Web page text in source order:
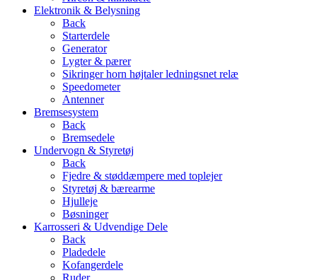
Elektronik & Belysning
Back
Starterdele
Generator
Lygter & pærer
Sikringer horn højtaler ledningsnet relæ
Speedometer
Antenner
Bremsesystem
Back
Bremsedele
Undervogn & Styretøj
Back
Fjedre & støddæmpere med toplejer
Styretøj & bærearme
Hjulleje
Bøsninger
Karrosseri & Udvendige Dele
Back
Pladedele
Kofangerdele